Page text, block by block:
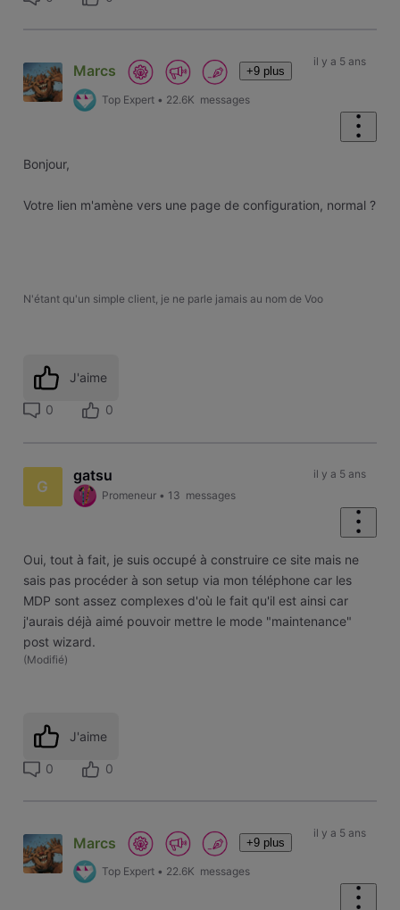
Marcs +9 plus
Top Expert • 22.6K messages
il y a 5 ans
Bonjour,
Votre lien m'amène vers une page de configuration, normal ?
N'étant qu'un simple client, je ne parle jamais au nom de Voo
J'aime
0 0
G
gatsu
Promeneur • 13 messages
il y a 5 ans
Oui, tout à fait, je suis occupé à construire ce site mais ne
sais pas procéder à son setup via mon téléphone car les
MDP sont assez complexes d'où le fait qu'il est ainsi car
j'aurais déjà aimé pouvoir mettre le mode "maintenance"
post wizard.
(Modifié)
J'aime
0 0
Marcs +9 plus
Top Expert • 22.6K messages
il y a 5 ans